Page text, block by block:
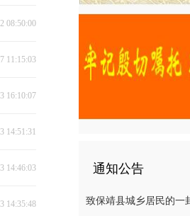
08:50:00
11:15:03
16:10:07
14:51:31
14:46:03
14:35:48
通知公告
致保靖县城乡居民的一